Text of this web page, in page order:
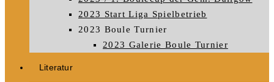
2023 Start Liga Spielbetrieb
2023 Boule Turnier
2023 Galerie Boule Turnier
Literatur